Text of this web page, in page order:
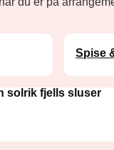
Spise